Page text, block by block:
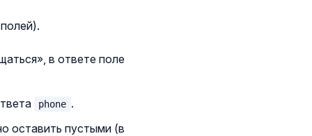
в ответе поле
phone .
оставить пустыми (в